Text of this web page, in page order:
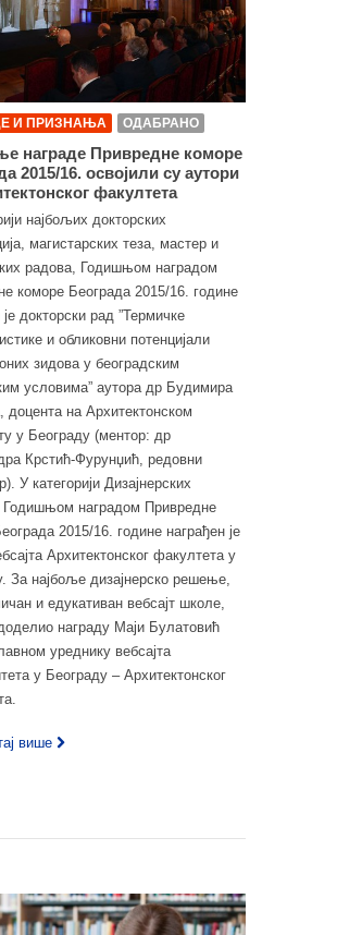
И ПРИЗНАЊА ОДАБРАНО
награде Привредне коморе
2015/16. освојили су аутори
факултета
најбољих докторских
магистарских теза, мастер и
радова, Годишњом наградом
коморе Београда 2015/16. године
је докторски рад ”Термичке
и обликовни потенцијали
зидова у београдским
условима” аутора др Будимира
доцента на Архитектонском
у Београду (ментор: др
Крстић-Фурунџић, редовни
У категорији Дизајнерских
наградом Привредне
2015/16. године награђен је
Архитектонског факултета у
За најбоље дизајнерско решење,
и едукативан вебсајт школе,
награду Маји Булатовић
уреднику вебсајта
у Београду – Архитектонског
више